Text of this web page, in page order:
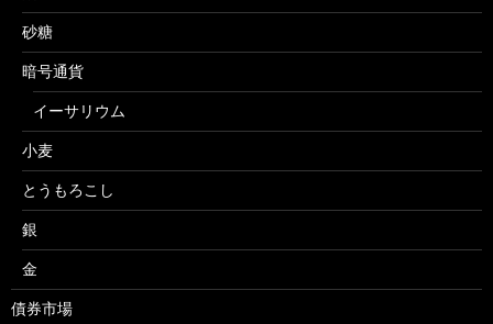
砂糖
暗号通貨
イーサリウム
小麦
とうもろこし
銀
金
債券市場